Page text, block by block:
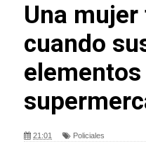
Una
cuando
elementos
21:01 Policiales